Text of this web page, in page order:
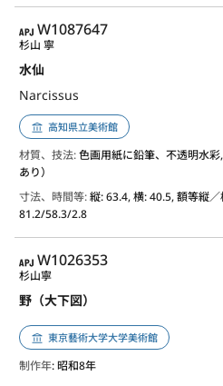
APJ
W1087647
水仙
Narcissus
杉山 寧
高知県立美術館
材質、技法:色画用紙に鉛筆、不透明水
あり）
寸法、時間等:縦: 63.4, 横: 40.5, 額等縦
81.2/58.3/2.8
APJ
W1026353
野（大下図）
杉山寧
東京藝術大学大学美術館
制作年: 昭和8年